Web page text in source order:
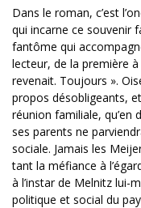
Dans le roman, c’est
qui incarne ce souvenir
fantôme qui
lecteur, de la première
revenait. Toujours ».
propos désobligeants,
réunion familiale, qu’en
ses parents ne
sociale. Jamais les
tant la méfiance à
à l’instar de Melnitz lui-
politique et social du